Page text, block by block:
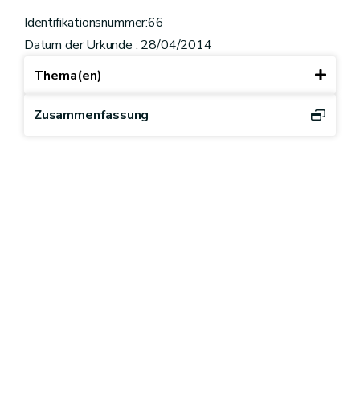
Identifikationsnummer:66
Datum der Urkunde : 28/04/2014
Thema(en)
Zusammenfassung